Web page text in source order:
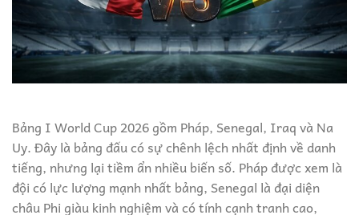
Bảng I World Cup 2026 gồm Pháp, Senegal, Iraq và Na
Uy. Đây là bảng đấu có sự chênh lệch nhất định về danh
tiếng, nhưng lại tiềm ẩn nhiều biến số. Pháp được xem là
đội có lực lượng mạnh nhất bảng, Senegal là đại diện
châu Phi giàu kinh nghiệm và có tính cạnh tranh cao,